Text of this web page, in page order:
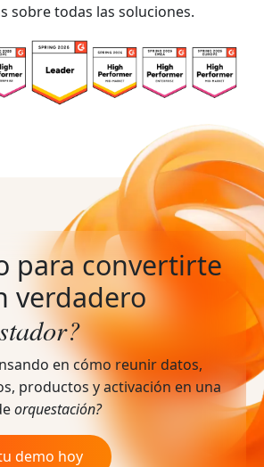
sobre todas las soluciones.
para convertirte
verdadero
en cómo reunir datos,
productos y activación en una
orquestación?
demo hoy